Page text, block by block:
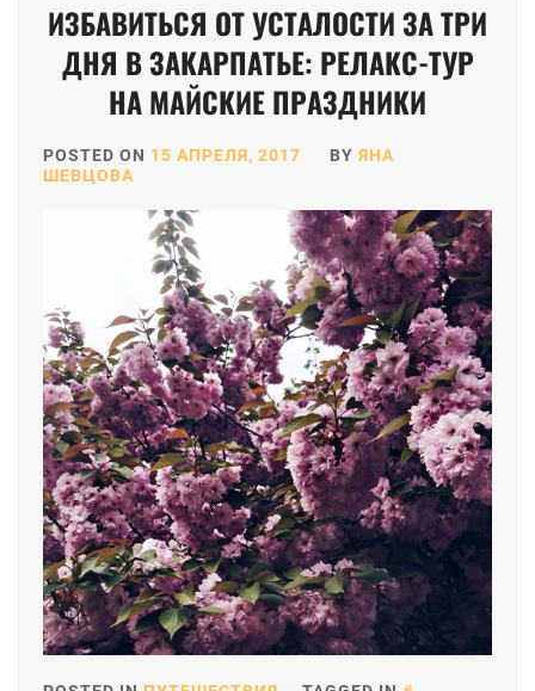
ИЗБАВИТЬСЯ ОТ УСТАЛОСТИ ЗА ТРИ
ДНЯ В ЗАКАРПАТЬЕ: РЕЛАКС-ТУР
НА МАЙСКИЕ ПРАЗДНИКИ
POSTED ON 15 АПРЕЛЯ, 2017 BY ЯНА
ШЕВЦОВА